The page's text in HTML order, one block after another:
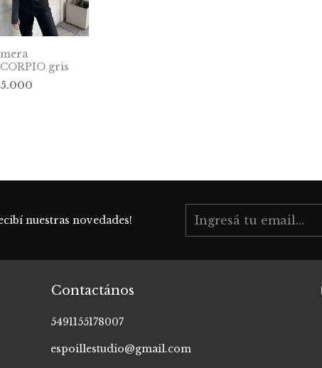
gris
nuestras novedades!
Contactános
5491155178007
espoillestudio@gmail.com